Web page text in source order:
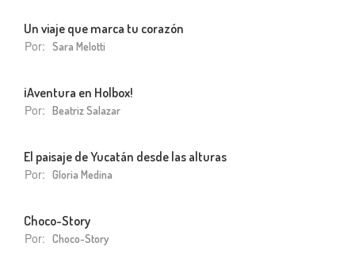
Un viaje que marca tu corazón
Por: Sara Melotti
¡Aventura en Holbox!
Por: Beatriz Salazar
El paisaje de Yucatán desde las alturas
Por: Gloria Medina
Choco-Story
Por: Choco-Story